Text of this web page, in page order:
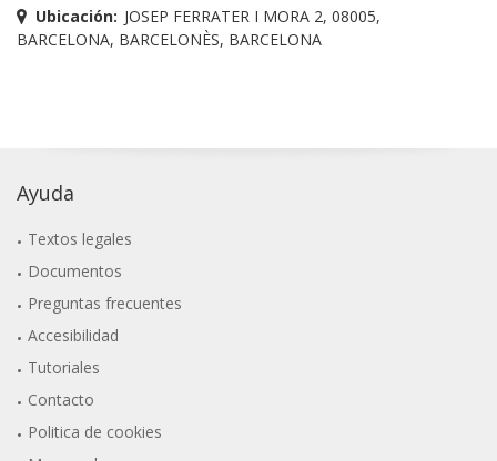
Ubicación: JOSEP FERRATER I MORA 2, 08005,
BARCELONA, BARCELONÈS, BARCELONA
Ayuda
Textos legales
Documentos
Preguntas frecuentes
Accesibilidad
Tutoriales
Contacto
Politica de cookies